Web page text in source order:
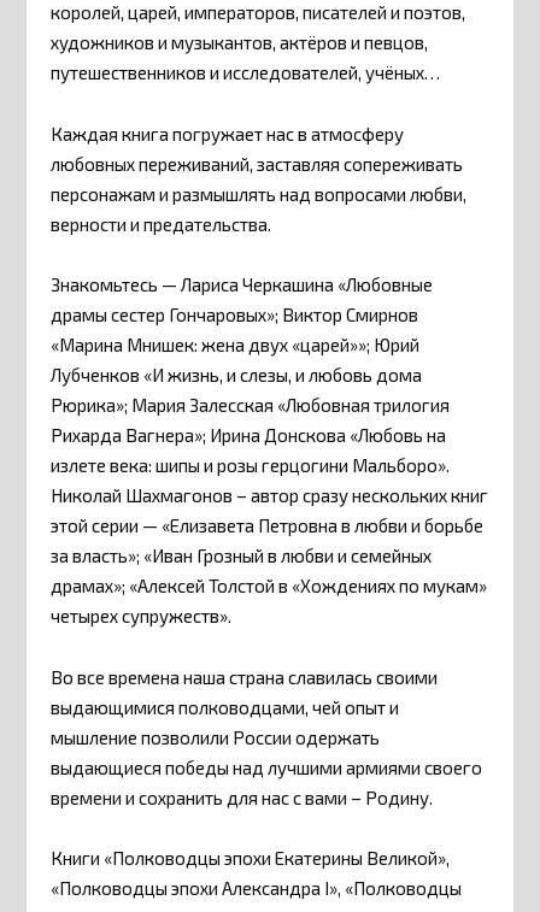
королей, царей, императоров, писателей и поэтов,
художников и музыкантов, актёров и певцов,
путешественников и исследователей, учёных…
Каждая книга погружает нас в атмосферу
любовных переживаний, заставляя сопереживать
персонажам и размышлять над вопросами любви,
верности и предательства.
Знакомьтесь — Лариса Черкашина «Любовные
драмы сестер Гончаровых»; Виктор Смирнов
«Марина Мнишек: жена двух «царей»»; Юрий
Лубченков «И жизнь, и слезы, и любовь дома
Рюрика»; Мария Залесская «Любовная трилогия
Рихарда Вагнера»; Ирина Донскова «Любовь на
излете века: шипы и розы герцогини Мальборо».
Николай Шахмагонов – автор сразу нескольких книг
этой серии — «Елизавета Петровна в любви и борьбе
за власть»; «Иван Грозный в любви и семейных
драмах»; «Алексей Толстой в «Хождениях по мукам»
четырех супружеств».
Во все времена наша страна славилась своими
выдающимися полководцами, чей опыт и
мышление позволили России одержать
выдающиеся победы над лучшими армиями своего
времени и сохранить для нас с вами – Родину.
Книги «Полководцы эпохи Екатерины Великой»,
«Полководцы эпохи Александра I», «Полководцы